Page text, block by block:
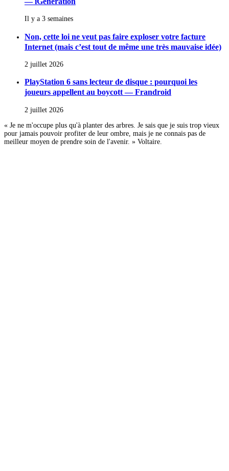
Il y a 3 semaines
Non, cette loi ne veut pas faire exploser votre facture
Internet (mais c’est tout de même une très mauvaise idée)
2 juillet 2026
PlayStation 6 sans lecteur de disque : pourquoi les
joueurs appellent au boycott — Frandroid
2 juillet 2026
« Je ne m'occupe plus qu'à planter des arbres. Je sais que je suis trop vieux
pour jamais pouvoir profiter de leur ombre, mais je ne connais pas de
meilleur moyen de prendre soin de l'avenir. » Voltaire.